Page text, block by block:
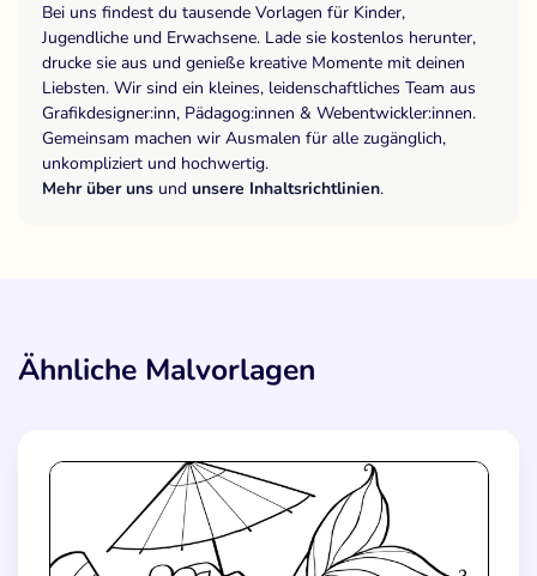
Bei uns findest du tausende Vorlagen für Kinder,
Jugendliche und Erwachsene. Lade sie kostenlos herunter,
drucke sie aus und genieße kreative Momente mit deinen
Liebsten. Wir sind ein kleines, leidenschaftliches Team aus
Grafikdesigner:inn, Pädagog:innen & Webentwickler:innen.
Gemeinsam machen wir Ausmalen für alle zugänglich,
unkompliziert und hochwertig.
Mehr über uns und unsere Inhaltsrichtlinien.
Ähnliche Malvorlagen